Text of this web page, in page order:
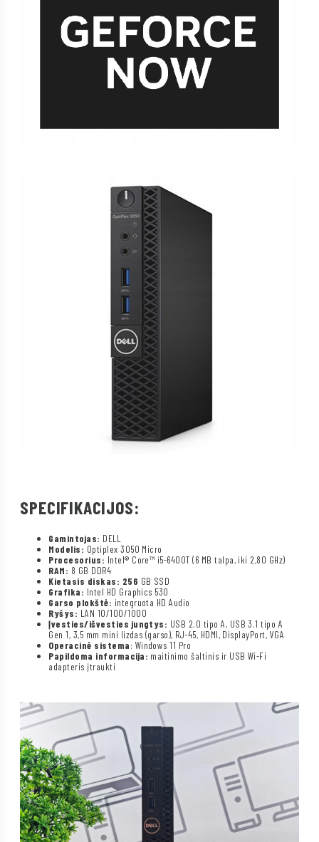
SPECIFIKACIJOS:
Gamintojas: DELL
Modelis: Optiplex 3050 Micro
Procesorius: Intel® Core™ i5-6400T (6 MB talpa, iki 2,80 GHz)
RAM: 8 GB DDR4
Kietasis diskas: 256 GB SSD
Grafika: Intel HD Graphics 530
Garso plokštė: integruota HD Audio
Ryšys: LAN 10/100/1000
Įvesties/išvesties jungtys: USB 2.0 tipo A, USB 3.1 tipo A
Gen 1, 3,5 mm mini lizdas (garso), RJ-45, HDMI, DisplayPort, VGA
Operacinė sistema: Windows 11 Pro
Papildoma informacija: maitinimo šaltinis ir USB Wi-Fi
adapteris įtraukti